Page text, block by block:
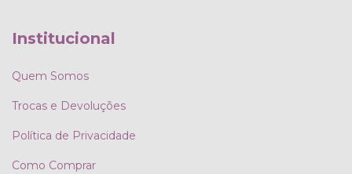
Institucional
Quem Somos
Trocas e Devoluções
Política de Privacidade
Como Comprar